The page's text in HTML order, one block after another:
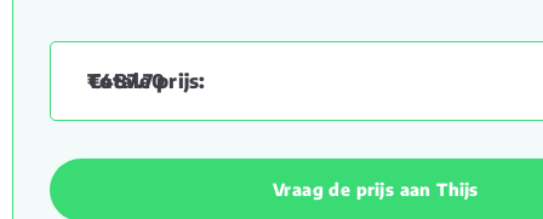
€487.70
Vraag de prijs aan Thijs